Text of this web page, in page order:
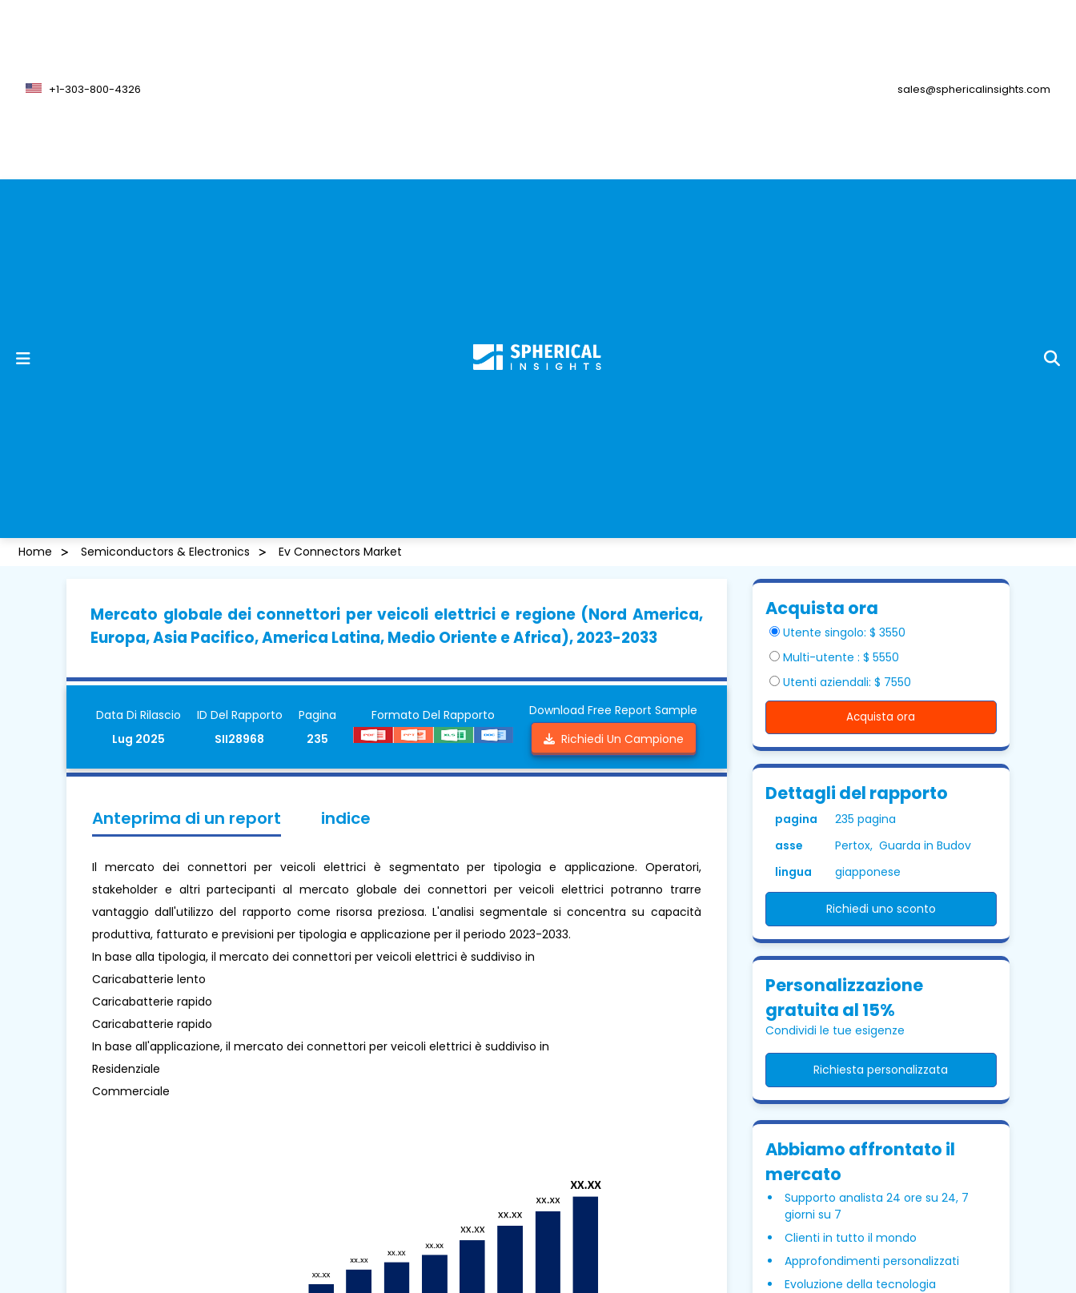
+1-303-800-4326 sales@sphericalinsights.com
Home Semiconductors & Electronics Ev Connectors Market
Mercato globale dei connettori per veicoli elettrici e regione (Nord America,
Europa, Asia Pacifico, America Latina, Medio Oriente e Africa), 2023-2033
Data Di Rilascio
Lug 2025
ID Del Rapporto
SII28968
Pagina
235
Formato Del Rapporto
Download Free Report Sample
Richiedi Un Campione
Anteprima di un report indice
Il mercato dei connettori per veicoli elettrici è segmentato per tipologia e applicazione. Operatori,
stakeholder e altri partecipanti al mercato globale dei connettori per veicoli elettrici potranno trarre
vantaggio dall'utilizzo del rapporto come risorsa preziosa. L'analisi segmentale si concentra su capacità
produttiva, fatturato e previsioni per tipologia e applicazione per il periodo 2023-2033.
In base alla tipologia, il mercato dei connettori per veicoli elettrici è suddiviso in
Caricabatterie lento
Caricabatterie rapido
Caricabatterie rapido
In base all'applicazione, il mercato dei connettori per veicoli elettrici è suddiviso in
Residenziale
Commerciale
Acquista ora
Utente singolo: $ 3550
Multi-utente : $ 5550
Utenti aziendali: $ 7550
Acquista ora
Dettagli del rapporto
pagina
235 pagina
asse
Pertox, Guarda in Budov
lingua
giapponese
Richiedi uno sconto
Personalizzazione
gratuita al 15%
Condividi le tue esigenze
Richiesta personalizzata
Abbiamo affrontato il
mercato
Supporto analista 24 ore su 24, 7
giorni su 7
Clienti in tutto il mondo
Approfondimenti personalizzati
Evoluzione della tecnologia